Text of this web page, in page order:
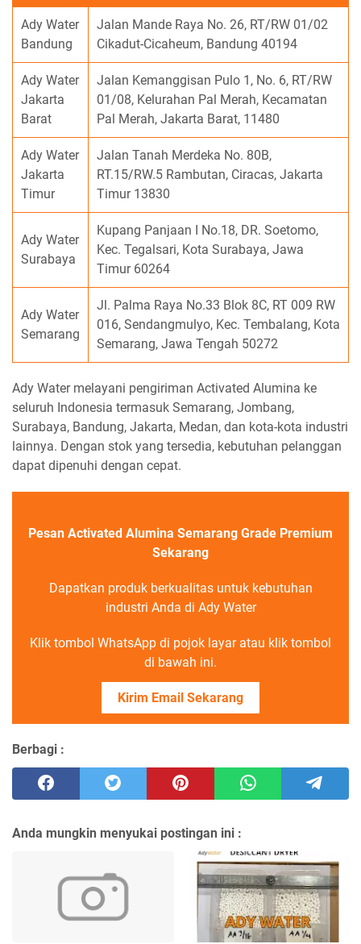
Ady Water
Bandung
Jalan Mande Raya No. 26, RT/RW 01/02
Cikadut-Cicaheum, Bandung 40194
Ady Water
Jakarta
Barat
Jalan Kemanggisan Pulo 1, No. 6, RT/RW
01/08, Kelurahan Pal Merah, Kecamatan
Pal Merah, Jakarta Barat, 11480
Ady Water
Jakarta
Timur
Jalan Tanah Merdeka No. 80B,
RT.15/RW.5 Rambutan, Ciracas, Jakarta
Timur 13830
Ady Water
Surabaya
Kupang Panjaan I No.18, DR. Soetomo,
Kec. Tegalsari, Kota Surabaya, Jawa
Timur 60264
Ady Water
Semarang
Jl. Palma Raya No.33 Blok 8C, RT 009 RW
016, Sendangmulyo, Kec. Tembalang, Kota
Semarang, Jawa Tengah 50272
Ady Water melayani pengiriman Activated Alumina ke
seluruh Indonesia termasuk Semarang, Jombang,
Surabaya, Bandung, Jakarta, Medan, dan kota-kota industri
lainnya. Dengan stok yang tersedia, kebutuhan pelanggan
dapat dipenuhi dengan cepat.
Pesan Activated Alumina Semarang Grade Premium
Sekarang
Dapatkan produk berkualitas untuk kebutuhan
industri Anda di Ady Water
Klik tombol WhatsApp di pojok layar atau klik tombol
di bawah ini.
Kirim Email Sekarang
Berbagi :
Anda mungkin menyukai postingan ini :